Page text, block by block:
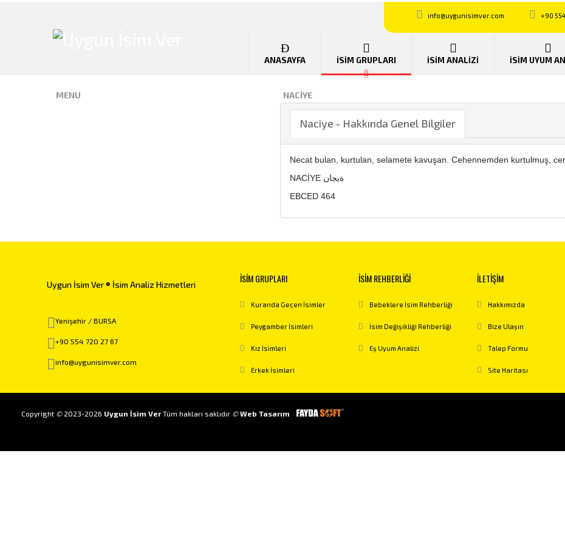
info@uygunisimver.com +90
ANASAYFA İSİM GRUPLARI İSİM ANALİZİ İSİM UYUM
NACIYE
Naciye - Hakkında Genel Bilgiler
Necat bulan, kurtulan, selamete kavuşan. Cehennemden kurtulmuş,
NACİYE ةيجان
EBCED 464
MENU
Uygun İsim Ver ® İsim Analiz Hizmetleri
Yenişehir / BURSA
+90 554 720 27 67
info@uygunisimver.com
İSİM GRUPLARI
Kuranda Geçen İsimler
Peygamber İsimleri
Kız İsimleri
Erkek İsimleri
İSİM REHBERLİĞİ
Bebeklere İsim Rehberliği
İsim Değişikliği Rehberliği
Eş Uyum Analizi
İLETİŞİM
Hakkımızda
Bize Ulaşın
Talep Formu
Site Haritası
Copyright ©2023-2026 Uygun İsim VerTüm hakları saklıdır © Web Tasarım